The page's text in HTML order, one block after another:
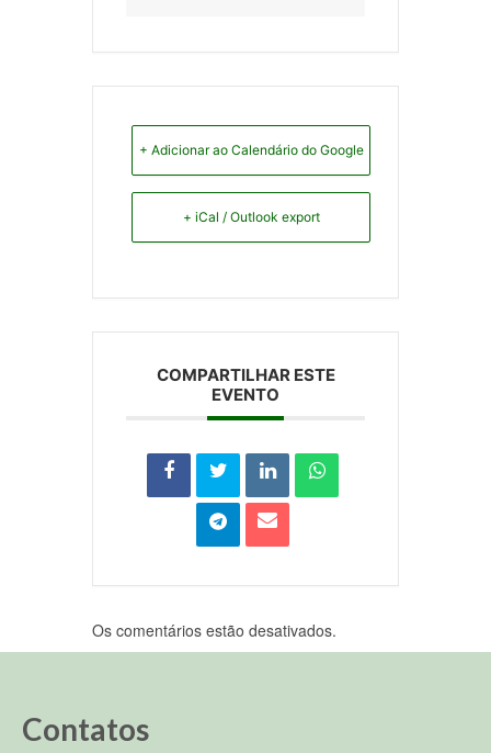
+ Adicionar ao Calendário do Google
+ iCal / Outlook export
COMPARTILHAR ESTE
EVENTO
Os comentários estão desativados.
Contatos